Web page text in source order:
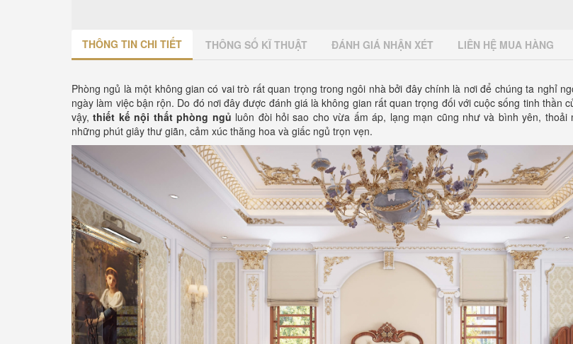
THÔNG TIN CHI TIẾT THÔNG SỐ KĨ THUẬT ĐÁNH GIÁ NHẬN XÉT LIÊN HỆ MUA HÀNG
Phòng ngủ là một không gian có vai trò rất quan trọng trong ngôi nhà bởi đây chính là nơi để chúng ta nghỉ
ngày làm việc bận rộn. Do đó nơi đây được đánh giá là không gian rất quan trọng đối với cuộc sống tinh thần
vậy,thiết kế nội thất phòng ngủ luôn đòi hỏi sao cho vừa ấm áp, lạng mạn cũng như và bình yên, thoải
những phút giây thư giãn, cảm xúc thăng hoa và giấc ngủ trọn vẹn.